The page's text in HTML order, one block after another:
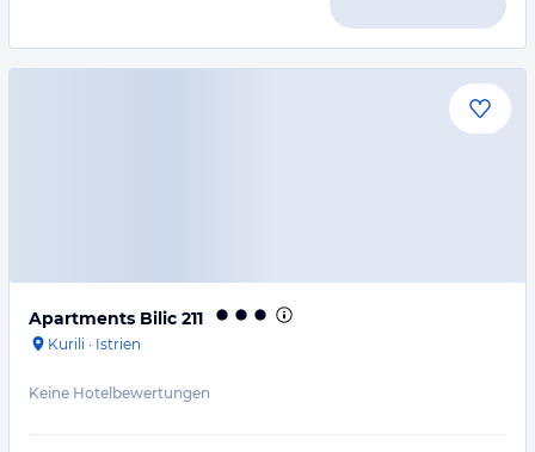
Apartments Bilic 211
Kurili · Istrien
Keine Hotelbewertungen